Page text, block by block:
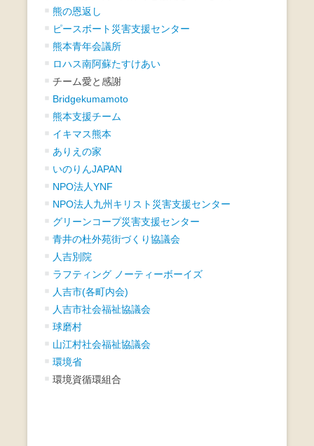
熊の恩返し
ピースボート災害支援センター
熊本青年会議所
ロハス南阿蘇たすけあい
チーム愛と感謝
Bridgekumamoto
熊本支援チーム
イキマス熊本
ありえの家
いのりんJAPAN
NPO法人YNF
NPO法人九州キリスト災害支援センター
グリーンコープ災害支援センター
青井の杜外苑街づくり協議会
人吉別院
ラフティング ノーティーボーイズ
人吉市(各町内会)
人吉市社会福祉協議会
球磨村
山江村社会福祉協議会
環境省
環境資循環組合